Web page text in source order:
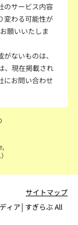
のサービス内容
変わる可能性が
願いいたしま
ないものは、
、現在掲載され
にお問い合わせ
サイトマップ
ィア│すぎらぶAll